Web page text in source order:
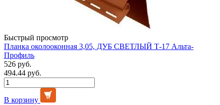
Быстрый просмотр
Планка околооконная 3,05, ДУБ СВЕТЛЫЙ Т-17 Альта-
Профиль
526 руб.
494.44 руб.
В корзину